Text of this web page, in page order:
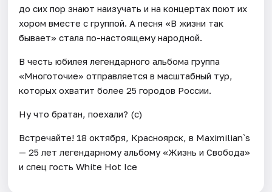
до сих пор знают наизучать и на концертах поют их
хором вместе с группой. А песня «В жизни так
бывает» стала по-настоящему народной.
В честь юбилея легендарного альбома группа
«Многоточие» отправляется в масштабный тур,
которых охватит более 25 городов России.
Ну что братан, поехали? (с)
Встречайте! 18 октября, Красноярск, в Maximilian`s
— 25 лет легендарному альбому «Жизнь и Свобода»
и спец гость White Hot Ice